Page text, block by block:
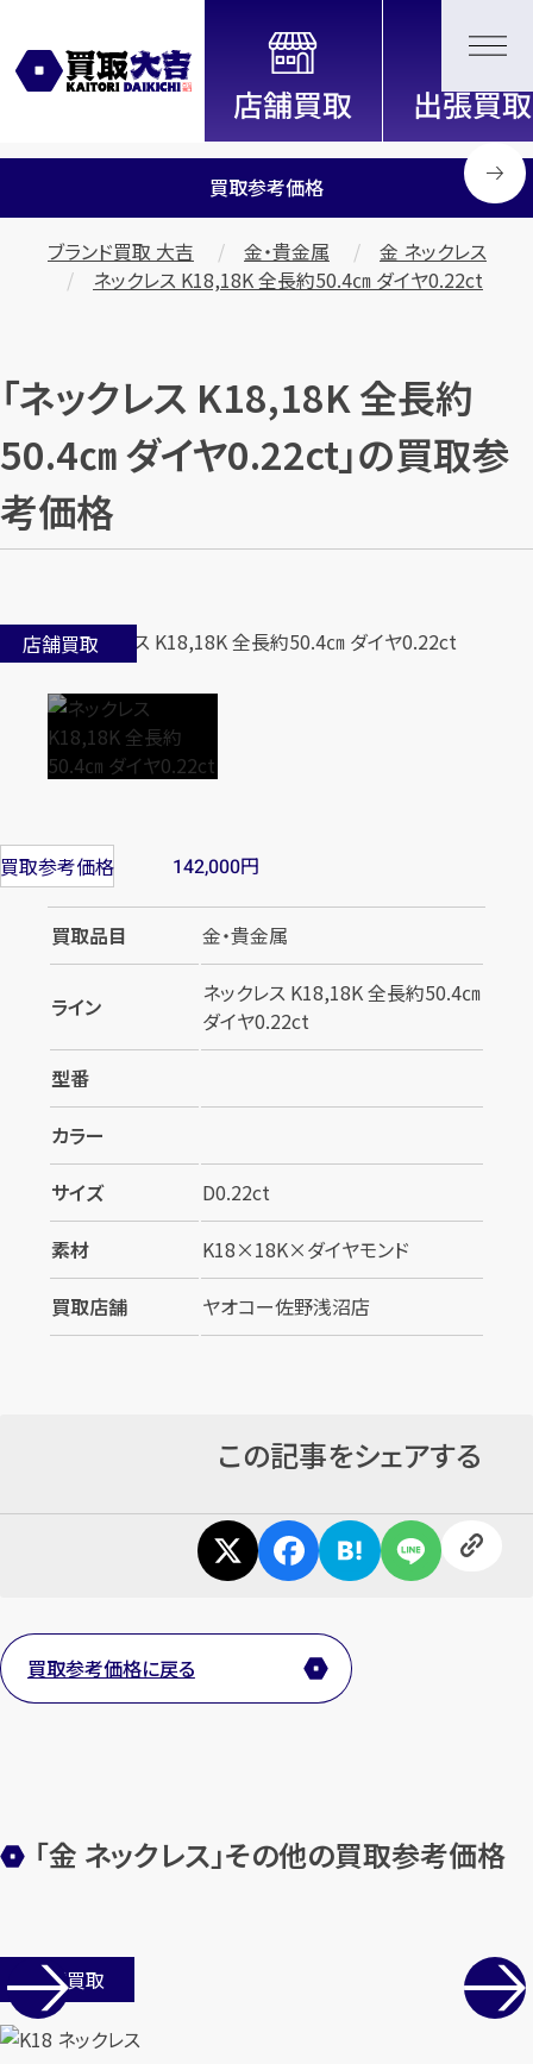
全国2000店舗以上展開中！
信頼と実績の買取専門店「買取大
吉」
カンタン無料
今すぐ査定金額をお伝えいたします
まずはお電話で無料査定
【総合受付】24時間・年中無休(年末年始除く)
メールで無料相談する
買取参考価格
ブランド買取 大吉 金・貴金属
金 ネックレス
ネックレス K18,18K 全長約50.4㎝ ダイヤ0.22ct
「ネックレス K18,18K 全長約
50.4㎝ ダイヤ0.22ct」の買取参
考価格
店舗買取
買取参考価格 142,000円
買取品目 金・貴金属
ライン
ネックレス K18,18K 全長約50.4㎝
ダイヤ0.22ct
型番
カラー
サイズ
D0.22ct
素材
K18×18K×ダイヤモンド
買取店舗
ヤオコー佐野浅沼店
この記事をシェアする
買取参考価格に戻る
「金 ネックレス」その他の買取参考価格
店舗買取